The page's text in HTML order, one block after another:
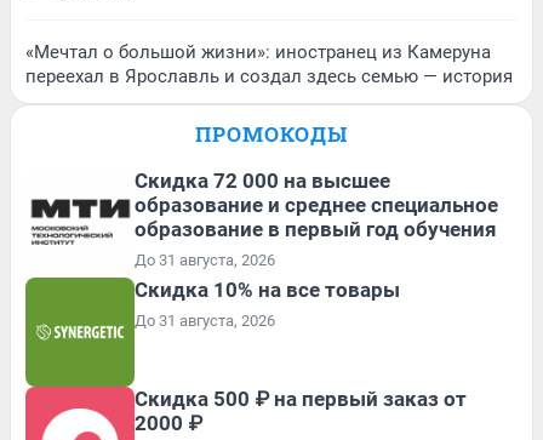
«Мечтал о большой жизни»: иностранец из Камеруна
переехал в Ярославль и создал здесь семью — история
ПРОМОКОДЫ
Скидка 72 000 на высшее
образование и среднее специальное
образование в первый год обучения
До 31 августа, 2026
Скидка 10% на все товары
До 31 августа, 2026
Скидка 500 ₽ на первый заказ от
2000 ₽